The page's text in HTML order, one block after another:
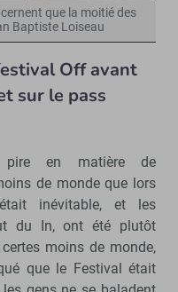
que la moitié des
Baptiste Loiseau
Off avant
sur le pass
en matière de
de monde que lors
inévitable, et les
du In, ont été plutôt
moins de monde,
que le Festival était